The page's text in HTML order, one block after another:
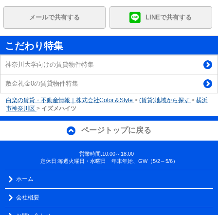
メールで共有する LINEで共有する
こだわり特集
神奈川大学向けの賃貸物件特集
敷金礼金0の賃貸物件特集
白楽の賃貸・不動産情報｜株式会社Color＆Style > (賃貸)地域から探す > 横浜
市神奈川区 > イズメハイツ
ページトップに戻る
営業時間:10:00～18:00
定休日:毎週火曜日・水曜日 年末年始、GW（5/2～5/6）
ホーム
会社概要